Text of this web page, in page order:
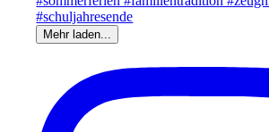
Mehr laden...